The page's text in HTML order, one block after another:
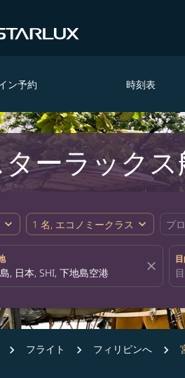
ン予約 時刻表
ーラック
expand_more 1 名, エコノミークラス expand_more プ
close
フライト フィリピンへ